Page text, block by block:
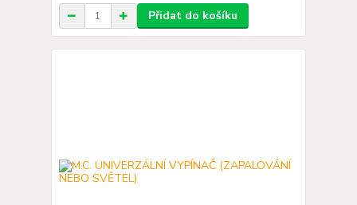
Přidat do košíku